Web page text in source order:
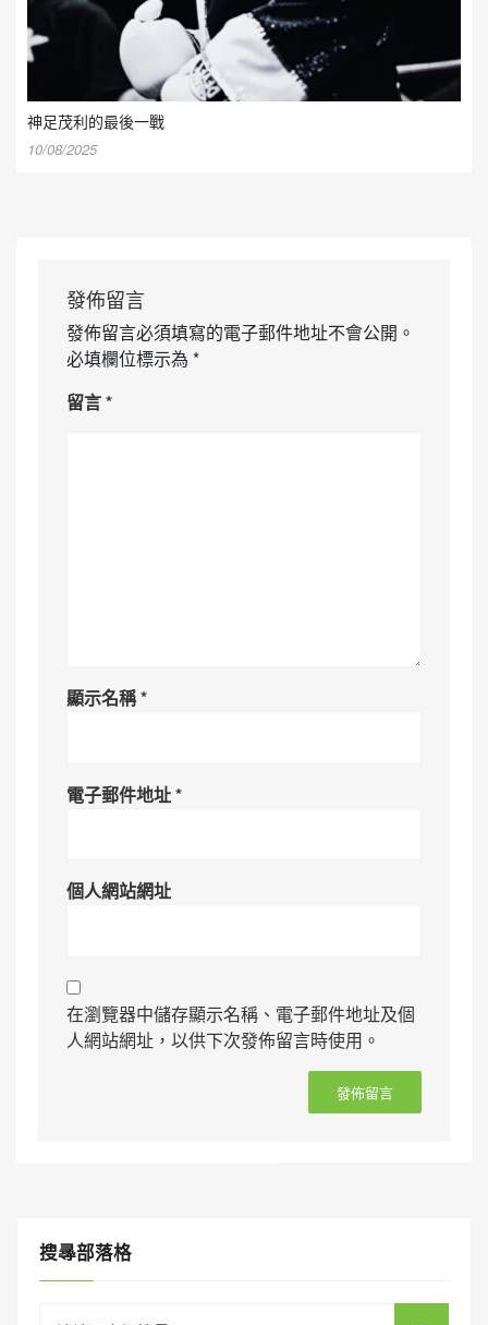
神足茂利的最後一戰
10/08/2025
發佈留言
發佈留言必須填寫的電子郵件地址不會公開。
必填欄位標示為 *
留言*
顯示名稱*
電子郵件地址*
個人網站網址
在瀏覽器中儲存顯示名稱、電子郵件地址及個
人網站網址，以供下次發佈留言時使用。
搜㝷部落格